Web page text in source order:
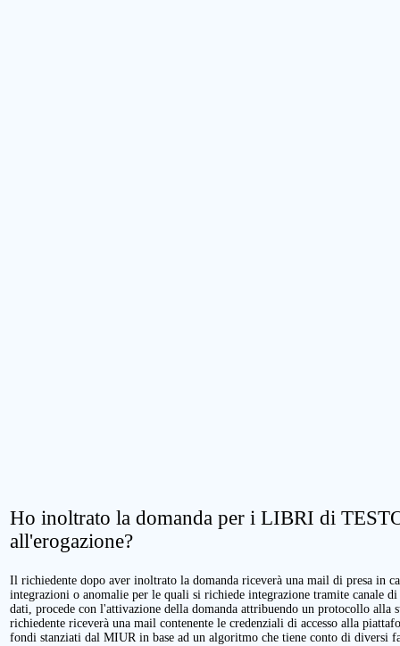
Ho inoltrato la domanda per i LIBRI di
all'erogazione?
Il richiedente dopo aver inoltrato la domanda riceverà una mail di presa in
integrazioni o anomalie per le quali si richiede integrazione tramite canale
dati, procede con l'attivazione della domanda attribuendo un protocollo alla
richiedente riceverà una mail contenente le credenziali di accesso alla
fondi stanziati dal MIUR in base ad un algoritmo che tiene conto di diversi